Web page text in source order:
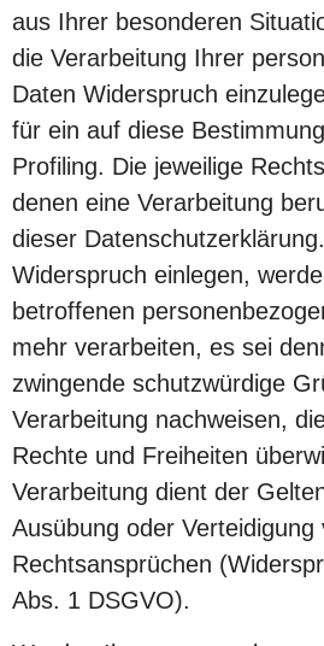
aus Ihrer besonderen
die Verarbeitung Ihrer
Daten Widerspruch
für ein auf diese
Profiling. Die jeweilige
denen eine Verarbeitung
dieser
Widerspruch einlegen,
betroffenen
mehr verarbeiten, es sei
zwingende schutzwürdige
Verarbeitung nachweisen,
Rechte und Freiheiten
Verarbeitung dient der
Ausübung oder Verteidigung
Rechtsansprüchen
Abs. 1 DSGVO).